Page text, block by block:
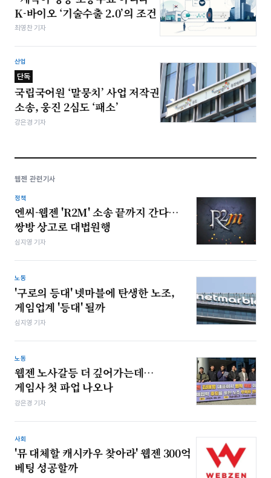
K-바이오 ‘기술수출 2.0’의 조건
최영찬 기자
산업
단독
국립국어원 ‘말뭉치’ 사업 저작권
소송, 웅진 2심도 ‘패소’
강은경 기자
웹젠 관련기사
정책
엔씨-웹젠 'R2M' 소송 끝까지 간다…
쌍방 상고로 대법원행
심지영 기자
노동
'구로의 등대' 넷마블에 탄생한 노조,
게임업계 '등대' 될까
심지영 기자
노동
웹젠 노사갈등 더 깊어가는데…
게임사 첫 파업 나오나
강은경 기자
사회
'뮤 대체할 캐시카우 찾아라' 웹젠 300억
베팅 성공할까